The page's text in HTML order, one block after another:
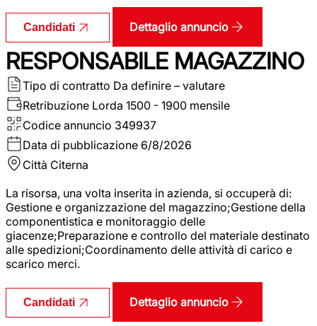
Candidati Dettaglio annuncio
RESPONSABILE MAGAZZINO
Tipo di contratto Da definire – valutare
Retribuzione Lorda 1500 - 1900 mensile
Codice annuncio 349937
Data di pubblicazione 6/8/2026
Città Citerna
La risorsa, una volta inserita in azienda, si occuperà di:
Gestione e organizzazione del magazzino;Gestione della
componentistica e monitoraggio delle
giacenze;Preparazione e controllo del materiale destinato
alle spedizioni;Coordinamento delle attività di carico e
scarico merci.
Candidati Dettaglio annuncio